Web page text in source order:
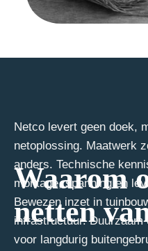
Waarom
netten
Netco levert geen doek,
netoplossing. Maatwerk
anders. Technische
montage, spanning en
Bewezen inzet in
infrastructuur.
voor langdurig